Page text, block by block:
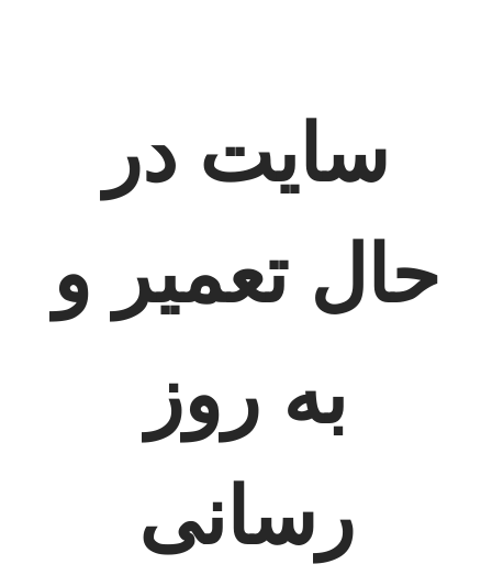
سایت در
حال تعمیر و
به روز
رسانی